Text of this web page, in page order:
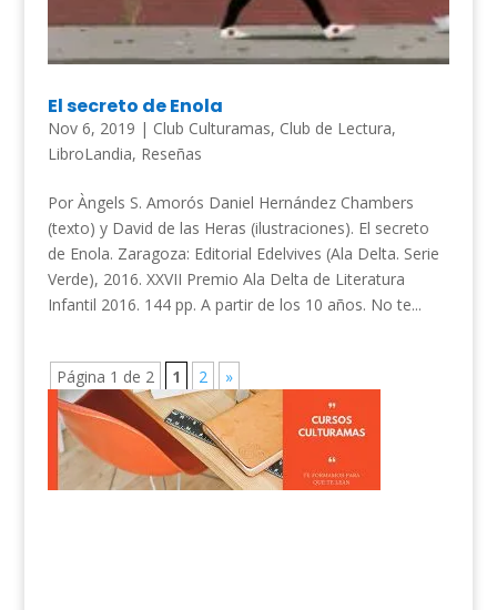
El secreto de Enola
Nov 6, 2019 | Club Culturamas, Club de Lectura,
LibroLandia, Reseñas
Por Àngels S. Amorós Daniel Hernández Chambers
(texto) y David de las Heras (ilustraciones). El secreto
de Enola. Zaragoza: Editorial Edelvives (Ala Delta. Serie
Verde), 2016. XXVII Premio Ala Delta de Literatura
Infantil 2016. 144 pp. A partir de los 10 años. No te...
Página 1 de 2 1 2 »